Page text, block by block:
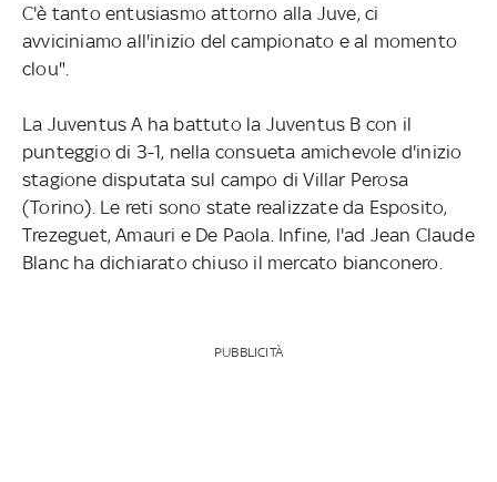
C'è tanto entusiasmo attorno alla Juve, ci
avviciniamo all'inizio del campionato e al momento
clou".
La Juventus A ha battuto la Juventus B con il
punteggio di 3-1, nella consueta amichevole d'inizio
stagione disputata sul campo di Villar Perosa
(Torino). Le reti sono state realizzate da Esposito,
Trezeguet, Amauri e De Paola. Infine, l'ad Jean Claude
Blanc ha dichiarato chiuso il mercato bianconero.
PUBBLICITÀ